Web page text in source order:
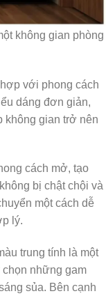
không gian phòng
với phong cách
dáng đơn giản,
không gian trở nên
cách mở, tạo
bị chật chội và
một cách dễ
lý.
trung tính là một
chọn những gam
sủa. Bên cạnh